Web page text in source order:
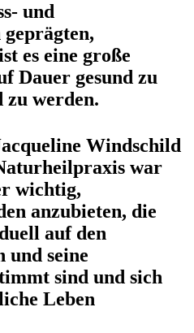
und
es eine große
Dauer gesund zu
zu werden.
war
wichtig,
anzubieten, die
auf den
und seine
sind und sich
Leben